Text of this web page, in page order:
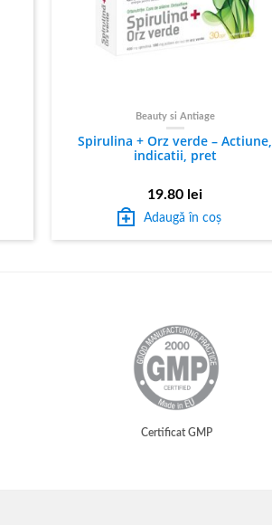
Beauty si Antiage
Spirulina + Orz verde – Actiune,
indicatii, pret
19.80 lei
Adaugă în coș
Certificat GMP